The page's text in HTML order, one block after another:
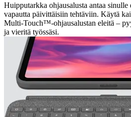
Huipputarkka ohjausalusta antaa sinulle
vapautta päivittäisiin tehtäviin. Käytä
Multi-Touch™-ohjausalustan eleitä –
ja vieritä työssäsi.